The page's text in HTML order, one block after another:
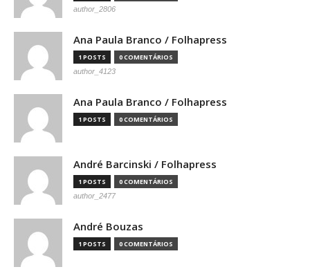
author_2806
Ana Paula Branco / Folhapress
1 POSTS 0 COMENTÁRIOS
author_4123
Ana Paula Branco / Folhapress
1 POSTS 0 COMENTÁRIOS
André Barcinski / Folhapress
1 POSTS 0 COMENTÁRIOS
author_2477
André Bouzas
1 POSTS 0 COMENTÁRIOS